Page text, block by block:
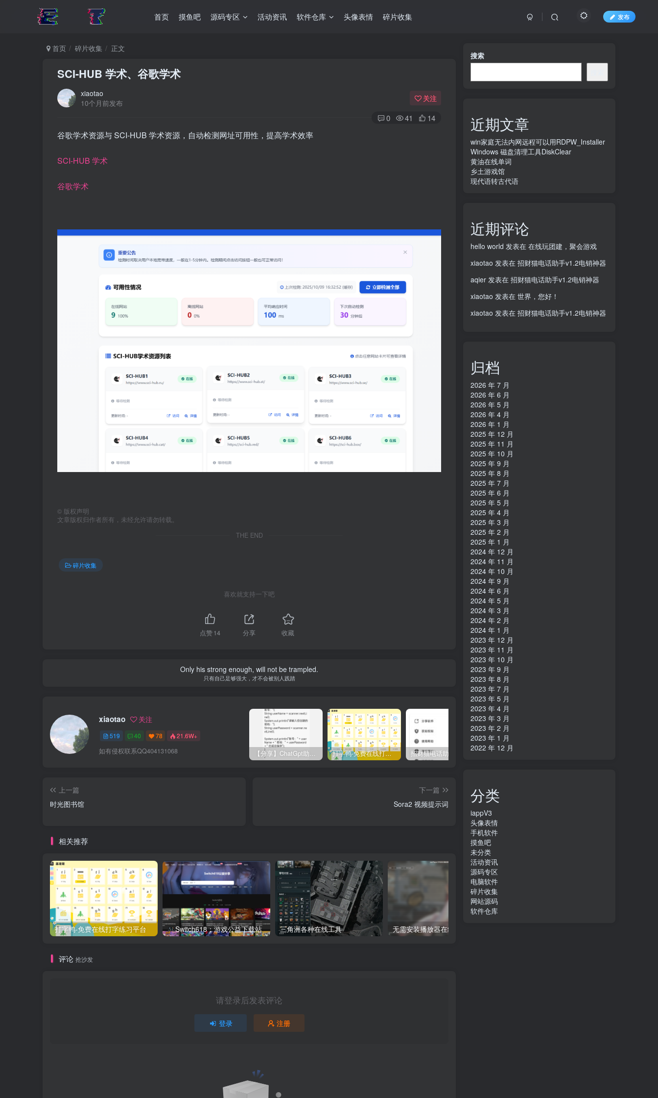
首页 摸鱼吧 源码专区 活动资讯 软件仓库 头像表情 碎片收集 发布
首页 碎片收集 正文
SCI-HUB 学术、谷歌学术
xiaotao
10个月前发布
关注
0 41 14
谷歌学术资源与 SCI-HUB 学术资源，自动检测网址可用性，提高学术效率
SCI-HUB 学术
谷歌学术
© 版权声明
文章版权归作者所有，未经允许请勿转载。
THE END
碎片收集
喜欢就支持一下吧
点赞14 分享 收藏
Only his strong enough, will not be trampled.
只有自己足够强大，才不会被别人践踏
xiaotao 关注
519 40 78 21.6W+
如有侵权联系QQ404131068 【分享】ChatGpt助手v1.24免注册直接使用 打字鸭-免费在线打字练习平台 招财猫电话助手v1.2电销神器 在线cs摸鱼神器
上一篇
时光图书馆
下一篇
Sora2 视频提示词
相关推荐
打字鸭-免费在线打字练习平台 Switch618：游戏公益下载站 三角洲各种在线工具 无需安装播放器在线播放
评论 抢沙发
请登录后发表评论
登录 注册
搜索
近期文章
win家庭无法内网远程可以用RDPW_Installer
Windows 磁盘清理工具DiskClear
黄油在线单词
乡土游戏馆
现代语转古代语
近期评论
hello world 发表在 在线玩团建，聚会游戏
xiaotao 发表在 招财猫电话助手v1.2电销神器
aqier 发表在 招财猫电话助手v1.2电销神器
xiaotao 发表在 世界，您好！
xiaotao 发表在 招财猫电话助手v1.2电销神器
归档
2026 年 7 月
2026 年 6 月
2026 年 5 月
2026 年 4 月
2026 年 1 月
2025 年 12 月
2025 年 11 月
2025 年 10 月
2025 年 9 月
2025 年 8 月
2025 年 7 月
2025 年 6 月
2025 年 5 月
2025 年 4 月
2025 年 3 月
2025 年 2 月
2025 年 1 月
2024 年 12 月
2024 年 11 月
2024 年 10 月
2024 年 9 月
2024 年 6 月
2024 年 5 月
2024 年 3 月
2024 年 2 月
2024 年 1 月
2023 年 12 月
2023 年 11 月
2023 年 10 月
2023 年 9 月
2023 年 8 月
2023 年 7 月
2023 年 5 月
2023 年 4 月
2023 年 3 月
2023 年 2 月
2023 年 1 月
2022 年 12 月
分类
iappV3
头像表情
手机软件
摸鱼吧
未分类
活动资讯
源码专区
电脑软件
碎片收集
网站源码
软件仓库